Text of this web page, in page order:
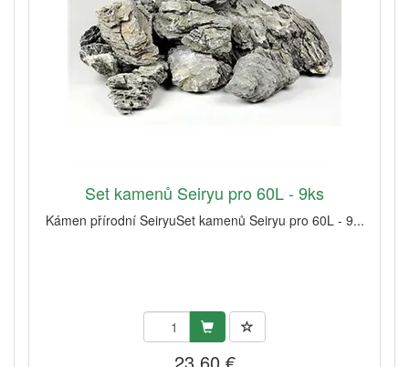
Set kamenů Seiryu pro 60L - 9ks
Kámen přírodní SeiryuSet kamenů Seiryu pro 60L - 9...